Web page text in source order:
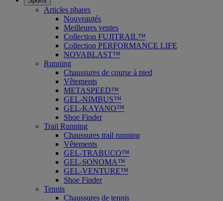
Articles phares
Nouveautés
Meilleures ventes
Collection FUJITRAIL™
Collection PERFORMANCE LIFE
NOVABLAST™
Running
Chaussures de course à pied
Vêtements
METASPEED™
GEL-NIMBUS™
GEL-KAYANO™
Shoe Finder
Trail Running
Chaussures trail running
Vêtements
GEL-TRABUCO™
GEL-SONOMA™
GEL-VENTURE™
Shoe Finder
Tennis
Chaussures de tennis